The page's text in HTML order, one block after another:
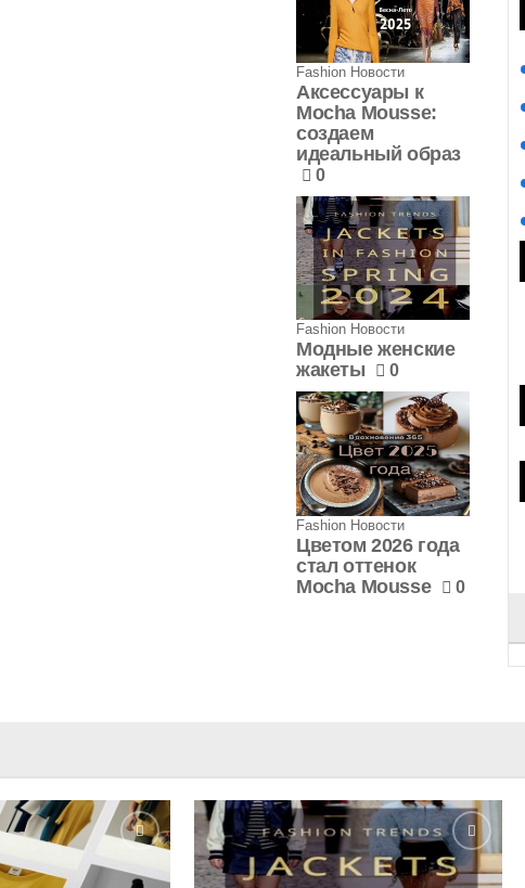
Fashion Новости
Аксессуары к
Mocha Mousse:
создаем
идеальный образ
0
Fashion Новости
Модные женские
жакеты
0
Fashion Новости
Цветом 2026 года
стал оттенок
Mocha Mousse
0